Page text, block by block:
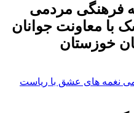
فرهنگی مردمی
با معاونت جوانان
خوزستان